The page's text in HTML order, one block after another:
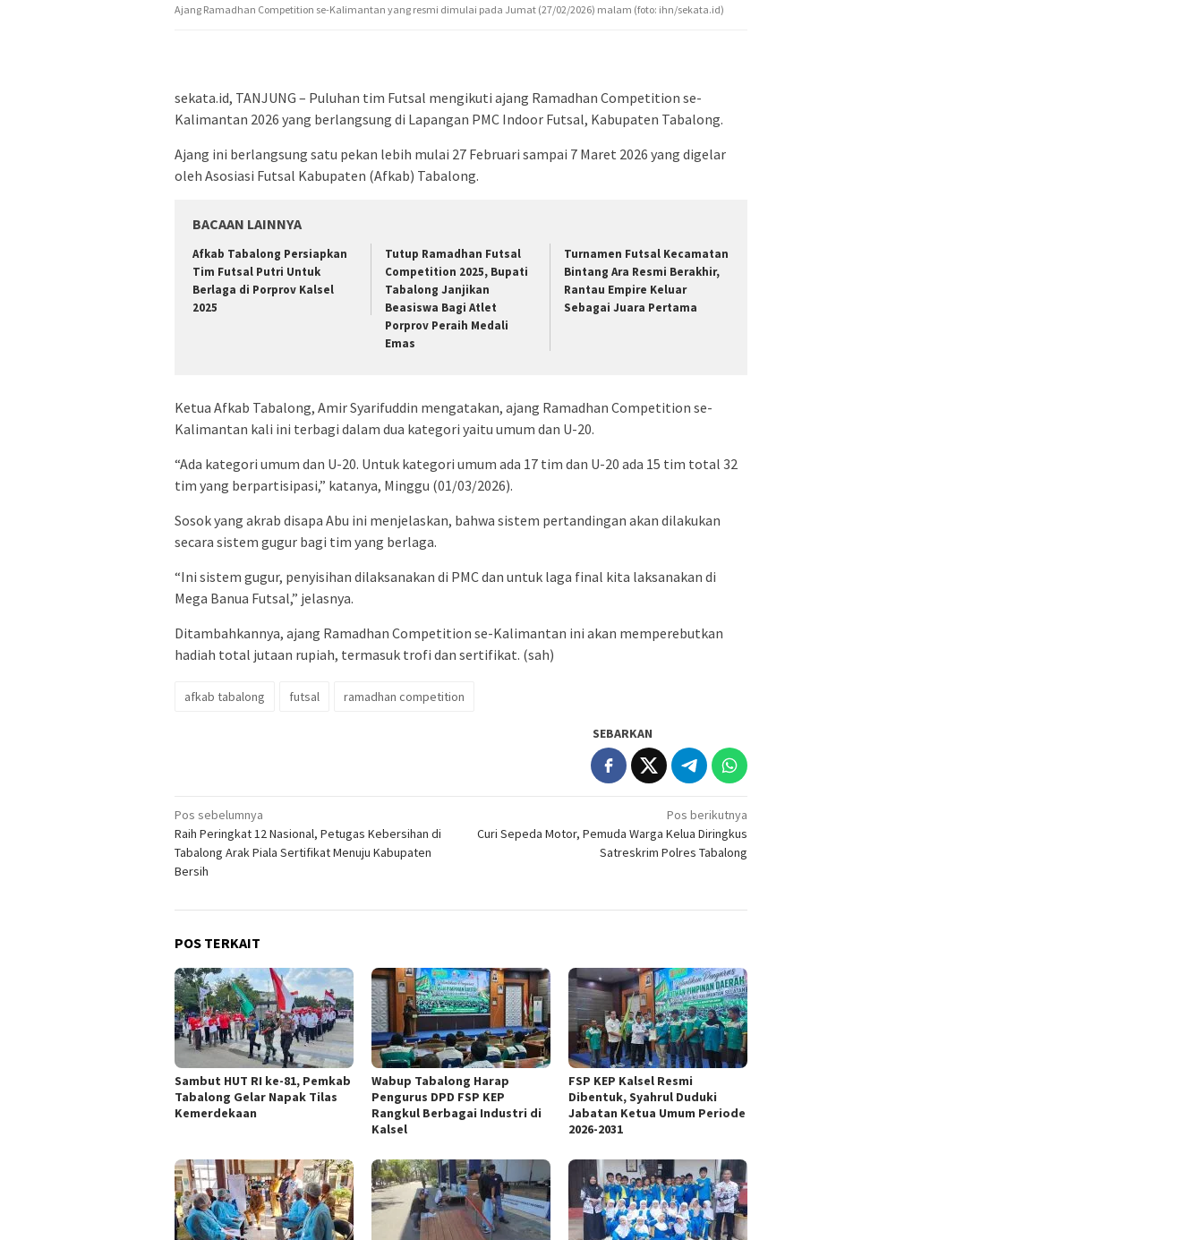
Ajang Ramadhan Competition se-Kalimantan yang resmi dimulai pada Jumat (27/02/2026) malam (foto: ihn/sekata.id)
sekata.id, TANJUNG – Puluhan tim Futsal mengikuti ajang Ramadhan Competition se-
Kalimantan 2026 yang berlangsung di Lapangan PMC Indoor Futsal, Kabupaten Tabalong.
Ajang ini berlangsung satu pekan lebih mulai 27 Februari sampai 7 Maret 2026 yang digelar
oleh Asosiasi Futsal Kabupaten (Afkab) Tabalong.
BACAAN LAINNYA
Afkab Tabalong Persiapkan
Tim Futsal Putri Untuk
Berlaga di Porprov Kalsel
2025
Tutup Ramadhan Futsal
Competition 2025, Bupati
Tabalong Janjikan
Beasiswa Bagi Atlet
Porprov Peraih Medali
Emas
Turnamen Futsal Kecamatan
Bintang Ara Resmi Berakhir,
Rantau Empire Keluar
Sebagai Juara Pertama
Ketua Afkab Tabalong, Amir Syarifuddin mengatakan, ajang Ramadhan Competition se-
Kalimantan kali ini terbagi dalam dua kategori yaitu umum dan U-20.
“Ada kategori umum dan U-20. Untuk kategori umum ada 17 tim dan U-20 ada 15 tim total 32
tim yang berpartisipasi,” katanya, Minggu (01/03/2026).
Sosok yang akrab disapa Abu ini menjelaskan, bahwa sistem pertandingan akan dilakukan
secara sistem gugur bagi tim yang berlaga.
“Ini sistem gugur, penyisihan dilaksanakan di PMC dan untuk laga final kita laksanakan di
Mega Banua Futsal,” jelasnya.
Ditambahkannya, ajang Ramadhan Competition se-Kalimantan ini akan memperebutkan
hadiah total jutaan rupiah, termasuk trofi dan sertifikat. (sah)
afkab tabalong futsal ramadhan competition
SEBARKAN
Navigasi
pos
Pos sebelumnya
Raih Peringkat 12 Nasional, Petugas Kebersihan di
Tabalong Arak Piala Sertifikat Menuju Kabupaten
Bersih
Pos berikutnya
Curi Sepeda Motor, Pemuda Warga Kelua Diringkus
Satreskrim Polres Tabalong
POS TERKAIT
Sambut HUT RI ke-81, Pemkab
Tabalong Gelar Napak Tilas
Kemerdekaan
Wabup Tabalong Harap
Pengurus DPD FSP KEP
Rangkul Berbagai Industri di
Kalsel
FSP KEP Kalsel Resmi
Dibentuk, Syahrul Duduki
Jabatan Ketua Umum Periode
2026-2031